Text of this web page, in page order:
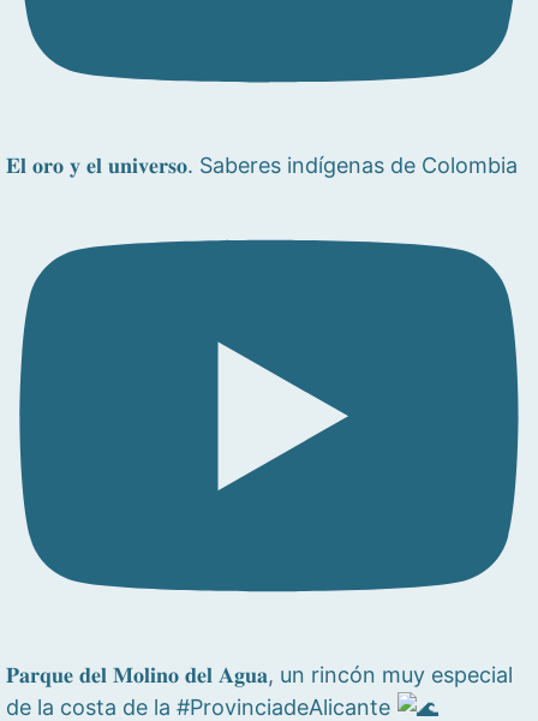
𝐄𝐥 𝐨𝐫𝐨 𝐲 𝐞𝐥 𝐮𝐧𝐢𝐯𝐞𝐫𝐬𝐨. Saberes indígenas de Colombia
𝐏𝐚𝐫𝐪𝐮𝐞 𝐝𝐞𝐥 𝐌𝐨𝐥𝐢𝐧𝐨 𝐝𝐞𝐥 𝐀𝐠𝐮𝐚, un rincón muy especial
de la costa de la #ProvinciadeAlicante